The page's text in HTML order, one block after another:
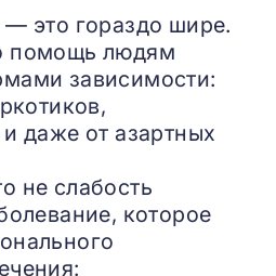
это гораздо шире.
помощь людям
зависимости:
даже от азартных
не слабость
которое